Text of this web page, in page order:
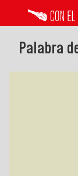
Palabra